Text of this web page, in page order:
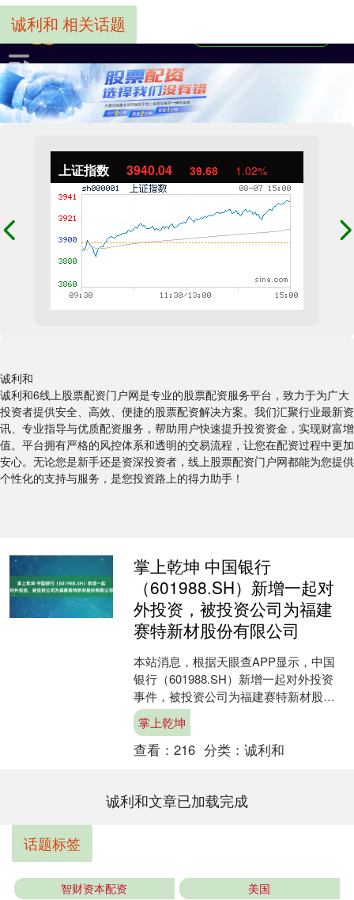
上证指数 3940.04 39.68 1.02%
诚利和
诚利和6线上股票配资门户网是专业的股票配资服务平台，致力于为广大
投资者提供安全、高效、便捷的股票配资解决方案。我们汇聚行业最新资
讯、专业指导与优质配资服务，帮助用户快速提升投资资金，实现财富增
值。平台拥有严格的风控体系和透明的交易流程，让您在配资过程中更加
安心。无论您是新手还是资深投资者，线上股票配资门户网都能为您提供
个性化的支持与服务，是您投资路上的得力助手！
诚利和 相关话题
掌上乾坤 中国银行
（601988.SH）新增一起对
外投资，被投资公司为福建
赛特新材股份有限公司
本站消息，根据天眼查APP显示，中国
银行（601988.SH）新增一起对外投资
事件，被投资公司为福建赛特新材股份
有限公司，法定代表人汪坤明，投资占
比为0.77%....
掌上乾坤
查看： 216 分类： 诚利和
诚利和文章已加载完成
话题标签
智财资本配资 美国